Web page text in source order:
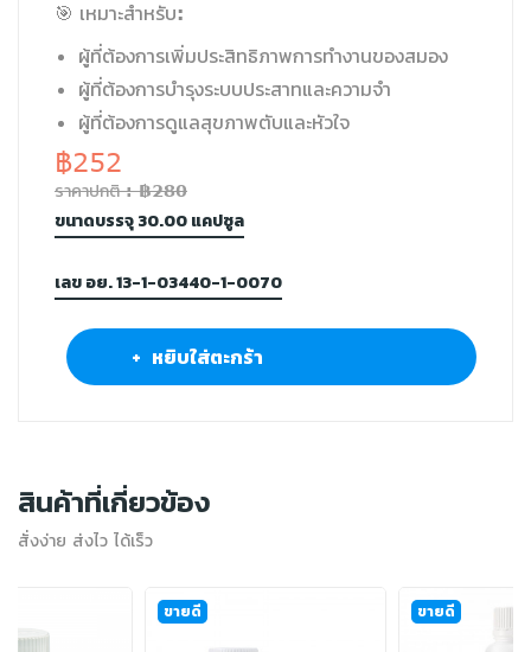
🎯 เหมาะสำหรับ:
ผู้ที่ต้องการเพิ่มประสิทธิภาพการทำงานของสมอง
ผู้ที่ต้องการบำรุงระบบประสาทและความจำ
ผู้ที่ต้องการดูแลสุขภาพตับและหัวใจ
฿252
ราคาปกติ : ฿280
ขนาดบรรจุ 30.00 แคปซูล
เลข อย. 13-1-03440-1-0070
+ หยิบใส่ตะกร้า
สินค้าที่เกี่ยวข้อง
สั่งง่าย ส่งไว ได้เร็ว
ขายดี ขายดี